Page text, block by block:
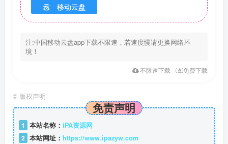
移动云盘
注:中国移动云盘app下载不限速，若速度慢请更换网络环
境！
不限速下载 免费下载
© 版权声明
免责声明
1 本站名称： iPA资源网
2 本站网址： https://www.ipazyw.com